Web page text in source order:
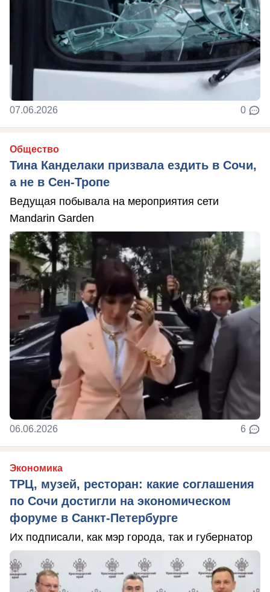
07.06.2026 0
Общество
Тина Канделаки призвала ездить в Сочи,
а не в Сен-Тропе
Ведущая побывала на мероприятия сети
Mandarin Garden
06.06.2026 6
Экономика
ТРЦ, музей, ресторан: какие соглашения
по Сочи достигли на экономическом
форуме в Санкт-Петербурге
Их подписали, как мэр города, так и губернатор